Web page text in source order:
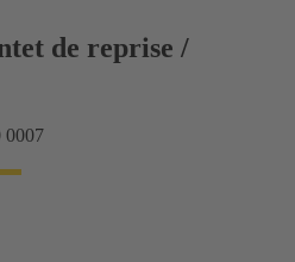
de reprise /
0007